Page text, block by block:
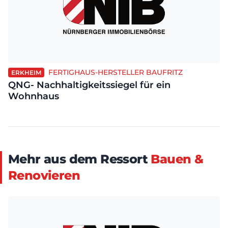
ERKHEIM FERTIGHAUS-HERSTELLER BAUFRITZ
QNG- Nachhaltigkeitssiegel für ein
Wohnhaus
Mehr aus dem Ressort Bauen &
Renovieren